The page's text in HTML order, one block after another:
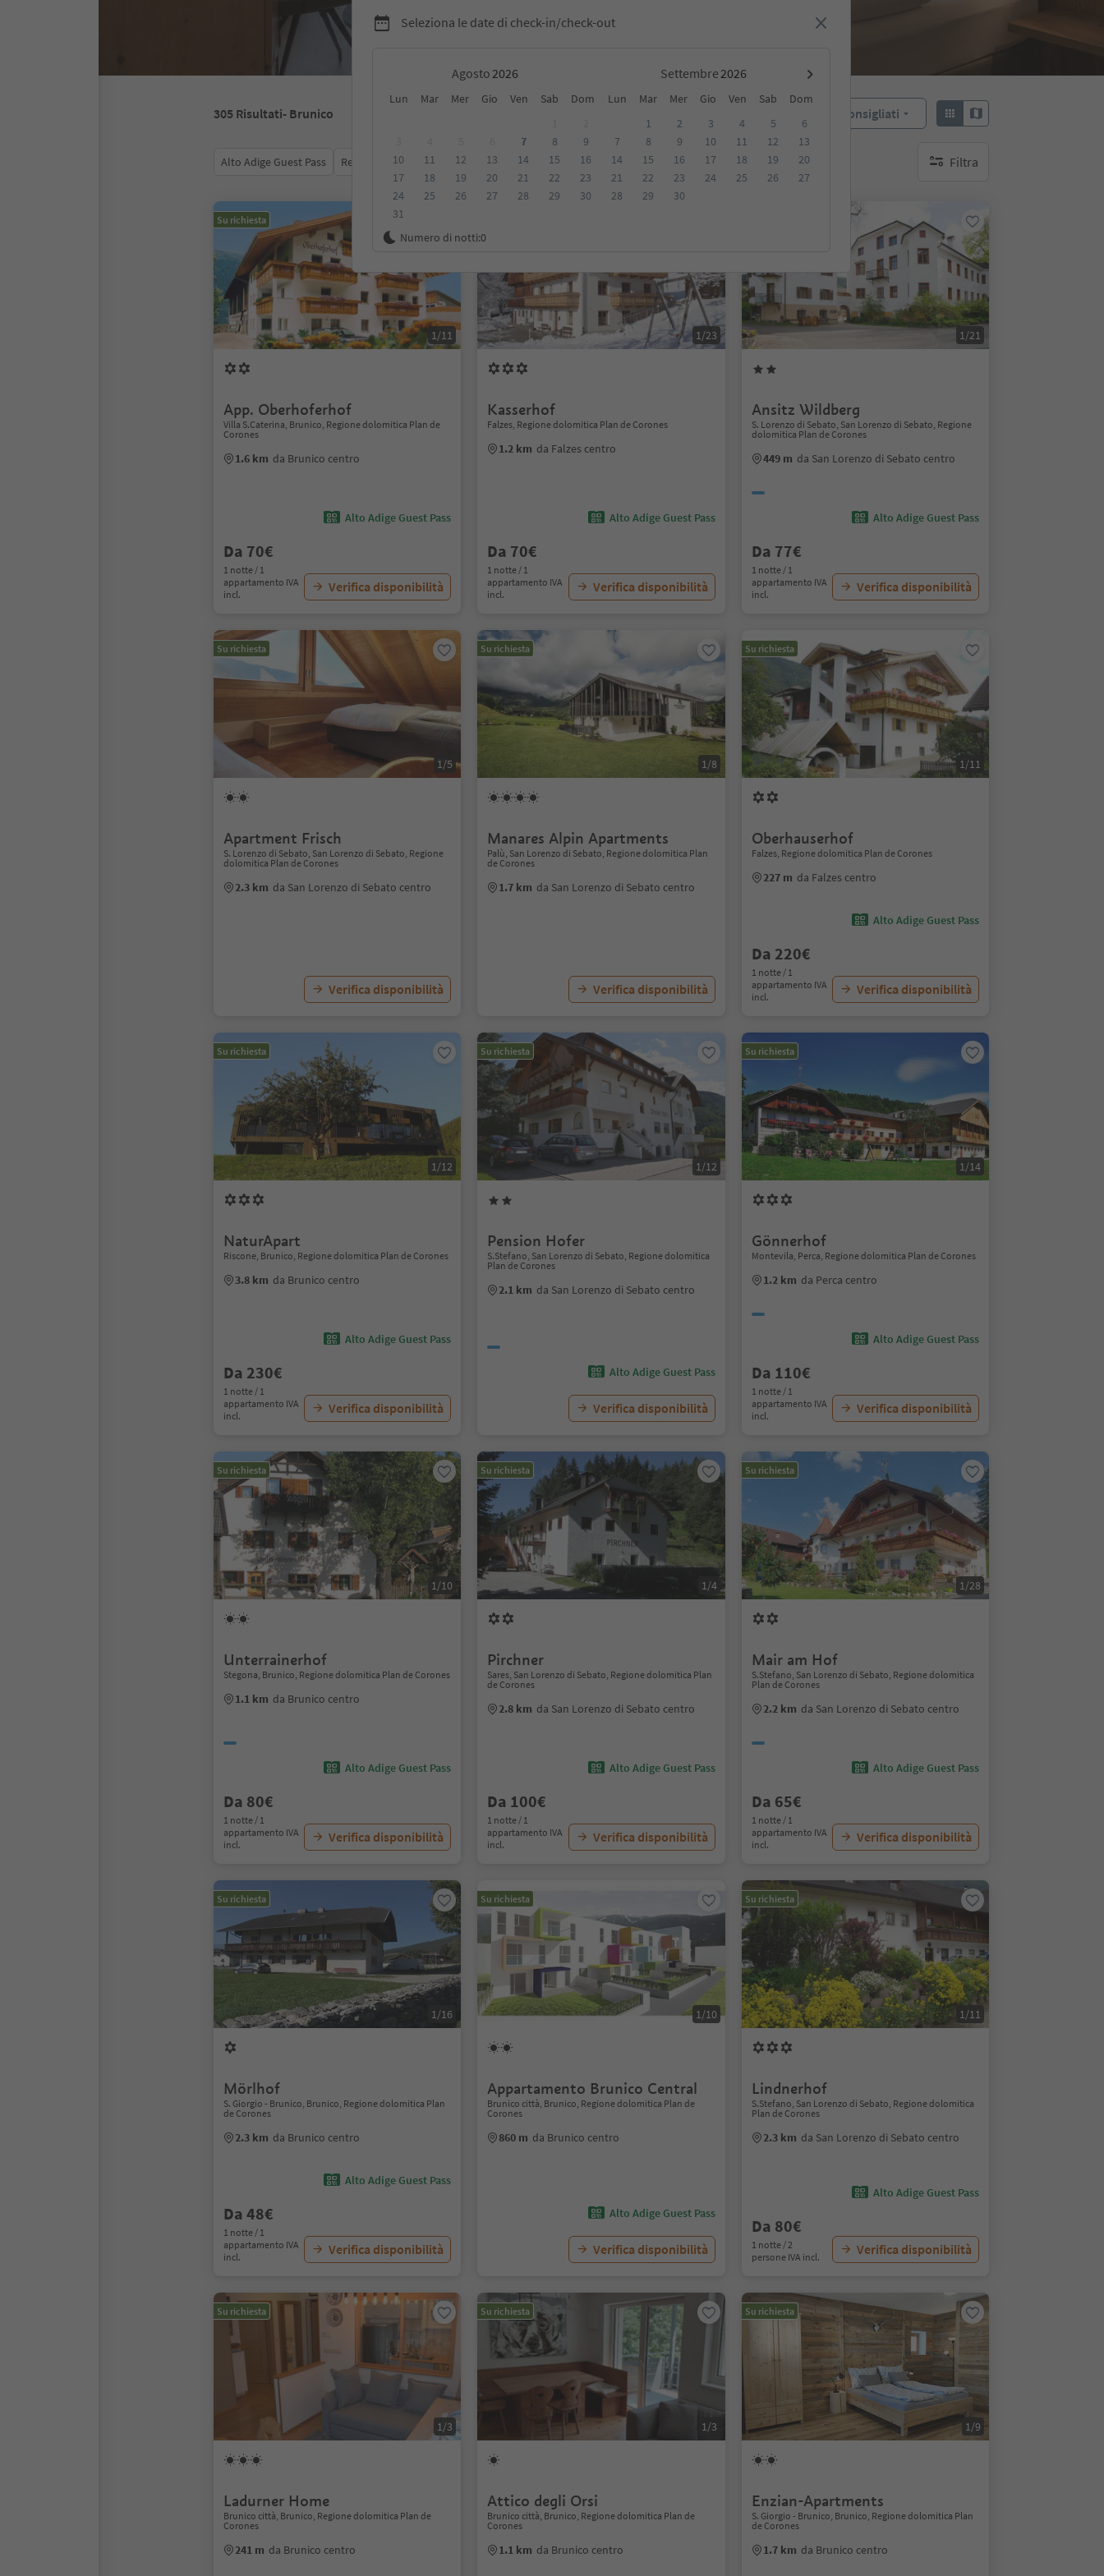
Seleziona le date di check-in/check-out
Agosto Settembre
Lun Mar Mer Gio Ven Sab Dom Lun Mar Mer Gio Ven Sab
Dom
7 8
9
10
11 12 13 14 15
16
17
18 19 20 21 22
23
24
25 26 27 28 29
30
31
1 2 3 4 5
6
7
8 9 10 11 12
13
14
15 16 17 18 19
20
21
22 23 24 25 26
27
28
29 30
Numero di notti:0
305 Risultati- Brunico Consigliati
Alto Adige Guest Pass Recensioni Categoria Trattamento Alloggi sostenibili Filtra
nessun filtro attivo
Su richiesta
1/11
App. Oberhoferhof
Villa S.Caterina, Brunico, Regione dolomitica Plan de
Corones
1.6 km da Brunico centro
Alto Adige Guest Pass
Da 70€
1 notte / 1
appartamento IVA
incl.
Verifica disponibilità
1/23
Kasserhof
Falzes, Regione dolomitica Plan de Corones
1.2 km da Falzes centro
Alto Adige Guest Pass
Da 70€
1 notte / 1
appartamento IVA
incl.
Verifica disponibilità
1/21
Ansitz Wildberg
S. Lorenzo di Sebato, San Lorenzo di Sebato, Regione
dolomitica Plan de Corones
449 m da San Lorenzo di Sebato centro
Alto Adige Guest Pass
Da 77€
1 notte / 1
appartamento IVA
incl.
Verifica disponibilità
Su richiesta
1/5
Apartment Frisch
S. Lorenzo di Sebato, San Lorenzo di Sebato, Regione
dolomitica Plan de Corones
2.3 km da San Lorenzo di Sebato centro
Verifica disponibilità
Su richiesta
1/8
Manares Alpin Apartments
Palù, San Lorenzo di Sebato, Regione dolomitica Plan
de Corones
1.7 km da San Lorenzo di Sebato centro
Verifica disponibilità
Su richiesta
1/11
Oberhauserhof
Falzes, Regione dolomitica Plan de Corones
227 m da Falzes centro
Alto Adige Guest Pass
Da 220€
1 notte / 1
appartamento IVA
incl.
Verifica disponibilità
Su richiesta
1/12
NaturApart
Riscone, Brunico, Regione dolomitica Plan de Corones
3.8 km da Brunico centro
Alto Adige Guest Pass
Da 230€
1 notte / 1
appartamento IVA
incl.
Verifica disponibilità
Su richiesta
1/12
Pension Hofer
S.Stefano, San Lorenzo di Sebato, Regione dolomitica
Plan de Corones
2.1 km da San Lorenzo di Sebato centro
Alto Adige Guest Pass
Verifica disponibilità
Su richiesta
1/14
Gönnerhof
Montevila, Perca, Regione dolomitica Plan de Corones
1.2 km da Perca centro
Alto Adige Guest Pass
Da 110€
1 notte / 1
appartamento IVA
incl.
Verifica disponibilità
Su richiesta
1/10
Unterrainerhof
Stegona, Brunico, Regione dolomitica Plan de Corones
1.1 km da Brunico centro
Alto Adige Guest Pass
Da 80€
1 notte / 1
appartamento IVA
incl.
Verifica disponibilità
Su richiesta
1/4
Pirchner
Sares, San Lorenzo di Sebato, Regione dolomitica Plan
de Corones
2.8 km da San Lorenzo di Sebato centro
Alto Adige Guest Pass
Da 100€
1 notte / 1
appartamento IVA
incl.
Verifica disponibilità
Su richiesta
1/28
Mair am Hof
S.Stefano, San Lorenzo di Sebato, Regione dolomitica
Plan de Corones
2.2 km da San Lorenzo di Sebato centro
Alto Adige Guest Pass
Da 65€
1 notte / 1
appartamento IVA
incl.
Verifica disponibilità
Su richiesta
1/16
Mörlhof
S. Giorgio - Brunico, Brunico, Regione dolomitica Plan
de Corones
2.3 km da Brunico centro
Alto Adige Guest Pass
Da 48€
1 notte / 1
appartamento IVA
incl.
Verifica disponibilità
Su richiesta
1/10
Appartamento Brunico Central
Brunico città, Brunico, Regione dolomitica Plan de
Corones
860 m da Brunico centro
Alto Adige Guest Pass
Verifica disponibilità
Su richiesta
1/11
Lindnerhof
S.Stefano, San Lorenzo di Sebato, Regione dolomitica
Plan de Corones
2.3 km da San Lorenzo di Sebato centro
Alto Adige Guest Pass
Da 80€
1 notte / 2
persone IVA incl.
Verifica disponibilità
Su richiesta
1/3
Ladurner Home
Brunico città, Brunico, Regione dolomitica Plan de
Corones
241 m da Brunico centro
Su richiesta
1/3
Attico degli Orsi
Brunico città, Brunico, Regione dolomitica Plan de
Corones
1.1 km da Brunico centro
Su richiesta
1/9
Enzian-Apartments
S. Giorgio - Brunico, Brunico, Regione dolomitica Plan
de Corones
1.7 km da Brunico centro